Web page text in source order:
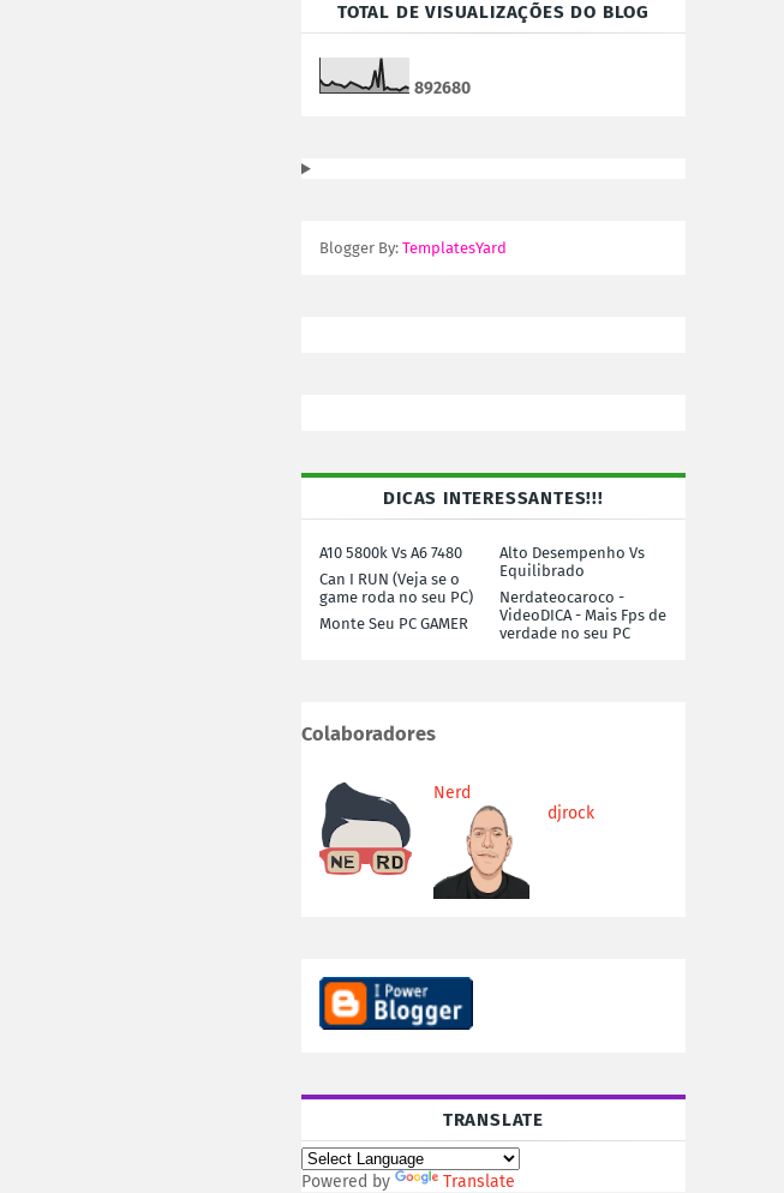
TOTAL DE VISUALIZAÇÕES DO BLOG
892680
Blogger By: TemplatesYard
DICAS INTERESSANTES!!!
A10 5800k Vs A6 7480
Alto Desempenho Vs
Equilibrado
Can I RUN (Veja se o
game roda no seu PC)
Nerdateocaroco -
VideoDICA - Mais Fps de
verdade no seu PC
Monte Seu PC GAMER
Colaboradores
Nerd
djrock
TRANSLATE
Powered by Translate